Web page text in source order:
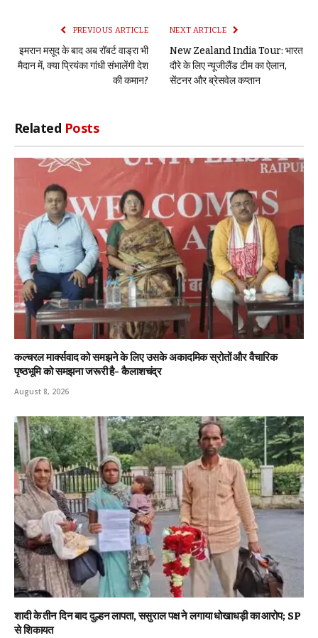
PREVIOUS ARTICLE
इमरान मसूद के बाद अब रॉबर्ट वाड्रा भी
मैदान में, क्या प्रियंका गांधी संभालेंगी देश
की कमान?
NEXT ARTICLE
New Zealand India Tour: भारत
दौरे के लिए न्यूजीलैंड टीम का ऐलान,
सेंटनर और ब्रेसवेल कप्तान
Related Posts
कल्चरल मार्क्सवाद को समझने के लिए उसके अकादमिक स्रोतों और वैचारिक
पृष्ठभूमि को समझना जरूरी है- कैलाशचंद्र
August 8, 2026
शादी के तीन दिन बाद दुल्हन लापता, ससुराल पक्ष ने लगाया धोखाधड़ी का आरोप; SP
से शिकायत